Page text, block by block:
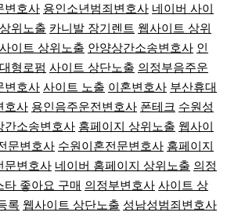
변호사 용인소년범죄변호사 네이버 사이
위노출 카니발 장기렌트 웹사이트 상위
사이트 상위노출 안양상간소송변호사 인
형로펌 사이트 상단노출 의정부음주운
변호사 사이트 노출 이혼변호사 부산휴대
호사 용인음주운전변호사 폰테크 수원성
간소송변호사 홈페이지 상위노출 웹사이
문변호사 수원이혼전문변호사 홈페이지
문변호사 네이버 홈페이지 상위노출 의정
타 좋아요 구매 의정부변호사 사이트 상
록 웹사이트 상단노출 성남성범죄변호사